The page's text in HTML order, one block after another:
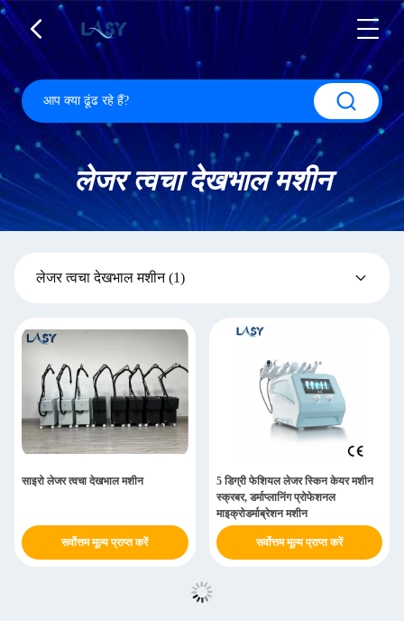
लेजर त्वचा देखभाल मशीन
लेजर त्वचा देखभाल मशीन(1)
साइरो लेजर त्वचा देखभाल मशीन
सर्वोत्तम मूल्य प्राप्त करें
5 डिग्री फेशियल लेजर स्किन केयर मशीन
स्क्रबर, डर्माप्लानिंग प्रोफेशनल
माइक्रोडर्माब्रेशन मशीन
सर्वोत्तम मूल्य प्राप्त करें